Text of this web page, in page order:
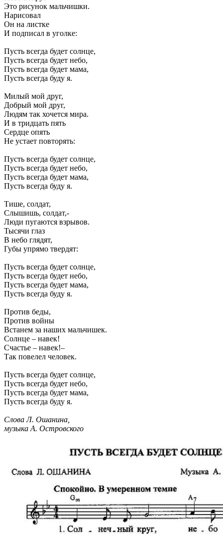
Это рисунок мальчишки.
Нарисовал
Он на листке
И подписал в уголке:
Пусть всегда будет солнце,
Пусть всегда будет небо,
Пусть всегда будет мама,
Пусть всегда буду я.
Милый мой друг,
Добрый мой друг,
Людям так хочется мира.
И в тридцать пять
Сердце опять
Не устает повторять:
Пусть всегда будет солнце,
Пусть всегда будет небо,
Пусть всегда будет мама,
Пусть всегда буду я.
Тише, солдат,
Слышишь, солдат,-
Люди пугаются взрывов.
Тысячи глаз
В небо глядят,
Губы упрямо твердят:
Пусть всегда будет солнце,
Пусть всегда будет небо,
Пусть всегда будет мама,
Пусть всегда буду я.
Против беды,
Против войны
Встанем за наших мальчишек.
Солнце – навек!
Счастье – навек!–
Так повелел человек.
Пусть всегда будет солнце,
Пусть всегда будет небо,
Пусть всегда будет мама,
Пусть всегда буду я.
Слова Л. Ошанина,
музыка А. Островского